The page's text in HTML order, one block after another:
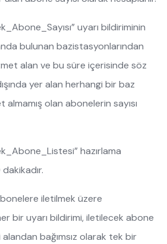
uyarı bildiriminin
bulunan bazistasyonlarından
alan ve bu süre içerisinde söz
yer alan herhangi bir baz
olan abonelerin sayısı
hazırlama
iletilmek üzere
bir uyarı bildirimi, iletilecek abone
bağımsız olarak tek bir